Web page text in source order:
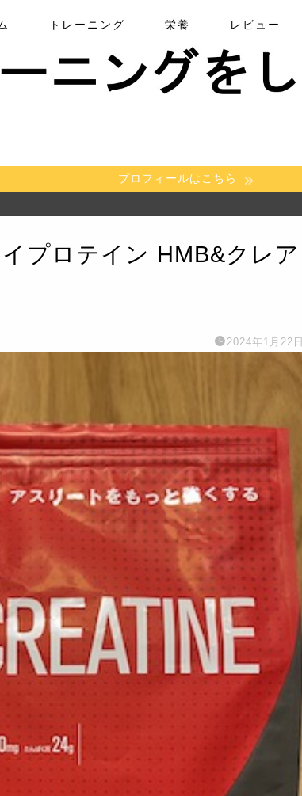
トレーニング 栄養 レビュー
プロフィールはこちら
プロテイン HMB&クレア
2024年1月22日